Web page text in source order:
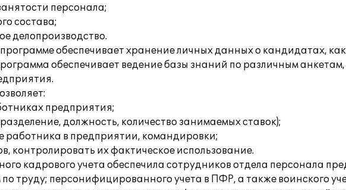
персонала;
состава;
делопроизводство.
обеспечивает хранение личных данных о кандидатах,
обеспечивает ведение базы знаний по различным
предприятия;
должность, количество занимаемых ставок);
работника в предприятии, командировки;
контролировать их фактическое использование.
кадрового учета обеспечила сотрудников отдела персонала
труду; персонифицированного учета в ПФР, а также воинского